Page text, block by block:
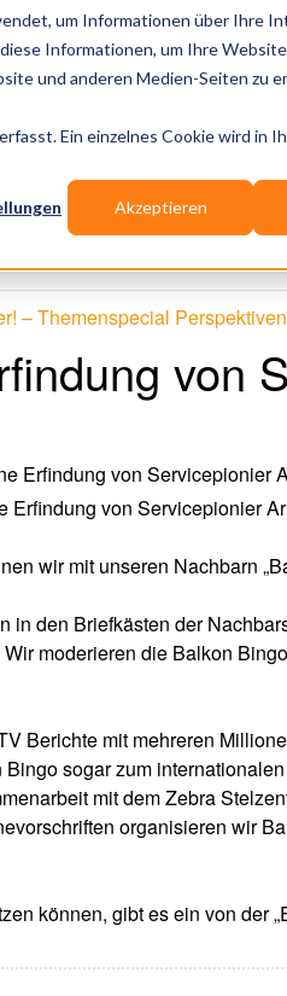
um Informationen über Ihre
Informationen, um Ihre
und anderen Medien-Seiten zu
Ein einzelnes Cookie wird in
Akzeptieren
– Themenspecial Perspektiven
von
Erfindung von Servicepionier
wir mit unseren Nachbarn
den Briefkästen der
moderieren die Balkon
Berichte mit mehreren
sogar zum
mit dem Zebra
organisieren wir
können, gibt es ein von der
Branchen-Infos
für Dich